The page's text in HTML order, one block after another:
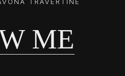
ME